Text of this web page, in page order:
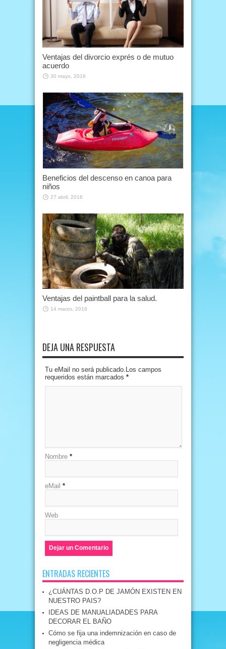
Ventajas del divorcio exprés o de mutuo
acuerdo
30 mayo, 2016
Beneficios del descenso en canoa para
niños
27 abril, 2016
Ventajas del paintball para la salud.
14 marzo, 2016
DEJA UNA RESPUESTA
Tu eMail no será publicado.Los campos
requeridos están marcados *
Nombre *
eMail *
Web
ENTRADAS RECIENTES
¿CUÁNTAS D.O.P DE JAMÓN EXISTEN EN
NUESTRO PAIS?
IDEAS DE MANUALIADADES PARA
DECORAR EL BAÑO
Cómo se fija una indemnización en caso de
negligencia médica